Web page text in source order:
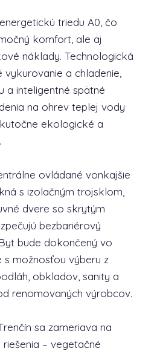
triedu A0, čo
komfort, ale aj
náklady. Technologická
a chladenie,
a inteligentné spätné
na ohrev teplej vody
ekologické a
ovládané vonkajšie
s izolačným trojsklom,
dvere so skrytým
bezbariérový
bude dokončený vo
možnosťou výberu z
obkladov, sanity a
renomovaných výrobcov.
sa zameriava na
– vegetačné